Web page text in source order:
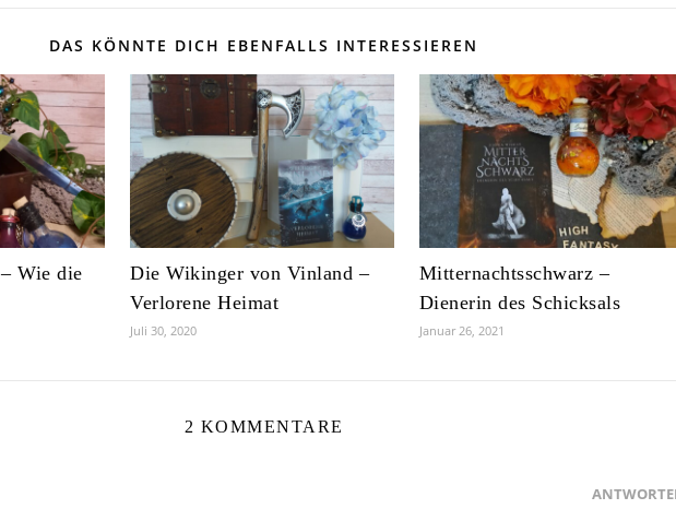
DAS KÖNNTE DICH EBENFALLS INTERESSIEREN
Wie die
Die Wikinger von Vinland –
Verlorene Heimat
Juli 30, 2020
Mitternachtsschwarz –
Dienerin des Schicksals
Januar 26, 2021
2 KOMMENTARE